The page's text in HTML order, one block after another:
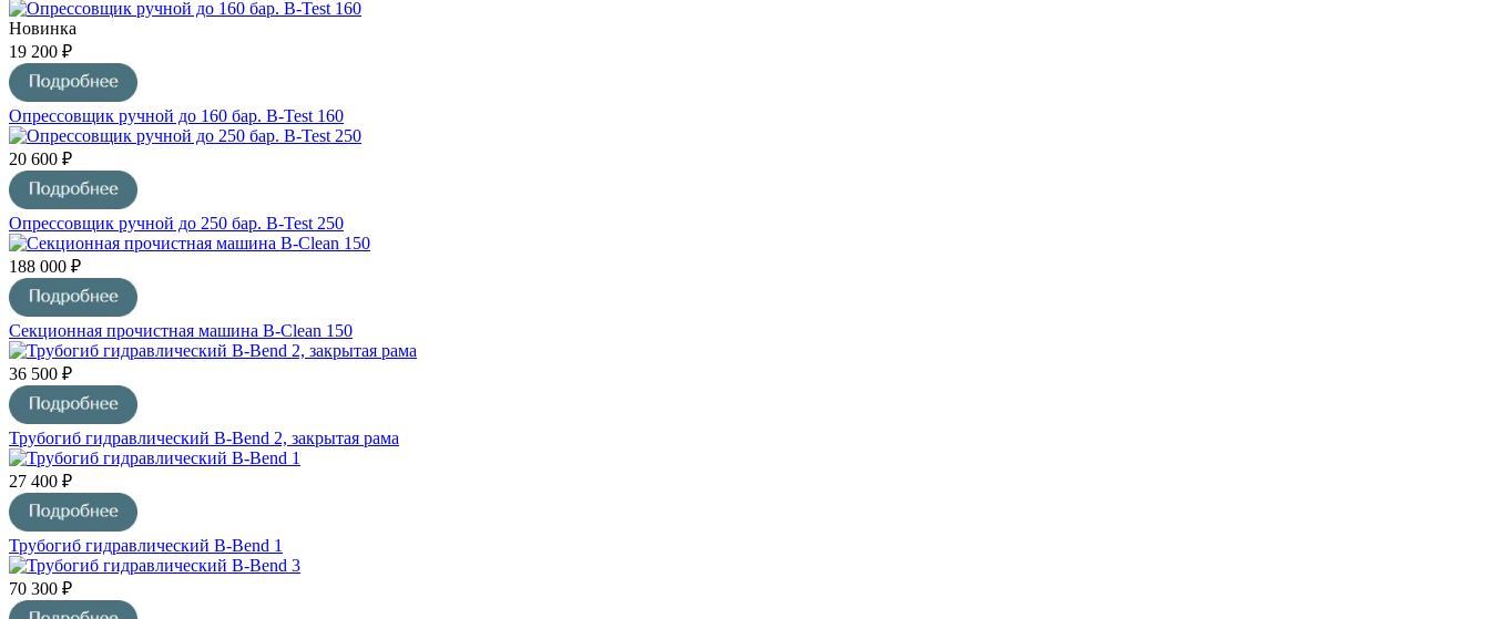
Новинка
19 200 ₽
Опрессовщик ручной до 160 бар. B-Test 160
20 600 ₽
Опрессовщик ручной до 250 бар. B-Test 250
188 000 ₽
Секционная прочистная машина B-Clean 150
36 500 ₽
Трубогиб гидравлический B-Bend 2, закрытая рама
27 400 ₽
Трубогиб гидравлический B-Bend 1
70 300 ₽